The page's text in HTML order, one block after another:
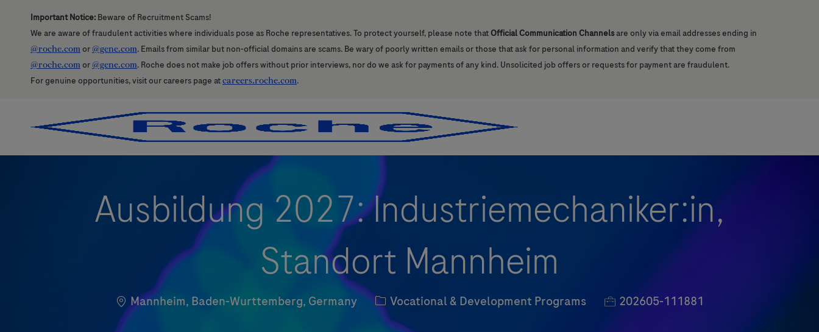
Important Notice: Beware of Recruitment Scams!
We are aware of fraudulent activities where individuals pose as Roche representatives. To protect yourself, please note thatOfficial Communication Channels are only via email addresses ending in
@roche.comor @gene.com. Emails from similar but non-official domains are scams. Be wary of poorly written emails or those that ask for personal information and verify that they come from
@roche.comor @gene.com. Roche does not make job offers without prior interviews, nor do we ask for payments of any kind. Unsolicited job offers or requests for payment are fraudulent.
For genuine opportunities, visit our careers page atcareers.roche.com.
Ausbildung 2027: Industriemechaniker:in,
Standort Mannheim
Location
Mannheim, Baden-Wurttemberg, Germany Category
Vocational & Development Programs Job Id202605-111881